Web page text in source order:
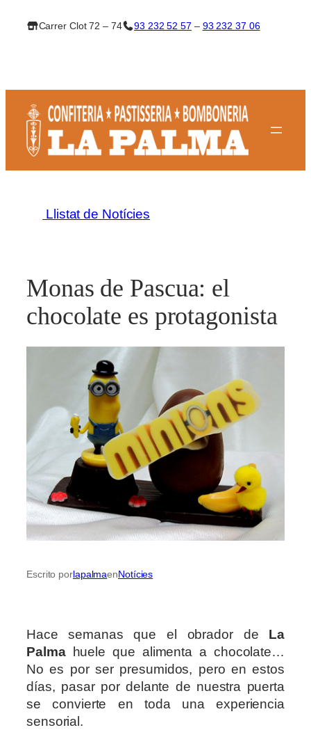
Carrer Clot 72 – 74 93 232 52 57 – 93 232 37 06
Llistat de Notícies
Monas de Pascua: el
chocolate es protagonista
Escrito porlapalmaenNotícies
Hace semanas que el obrador de La
Palmahuele que alimenta a chocolate…
No es por ser presumidos, pero en estos
días, pasar por delante de nuestra puerta
se convierte en toda una experiencia
sensorial.